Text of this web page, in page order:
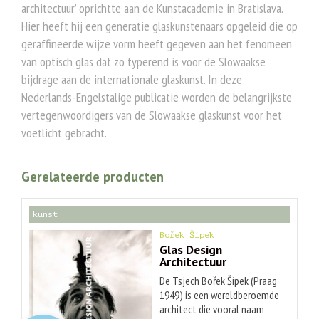
architectuur’ oprichtte aan de Kunstacademie in Bratislava.
Hier heeft hij een generatie glaskunstenaars opgeleid die op
geraffineerde wijze vorm heeft gegeven aan het fenomeen
van optisch glas dat zo typerend is voor de Slowaakse
bijdrage aan de internationale glaskunst. In deze
Nederlands-Engelstalige publicatie worden de belangrijkste
vertegenwoordigers van de Slowaakse glaskunst voor het
voetlicht gebracht.
Gerelateerde producten
kunst
Bořek Šípek
Glas Design
Architectuur
De Tsjech Bořek Šípek (Praag
1949) is een wereldberoemde
architect die vooral naam